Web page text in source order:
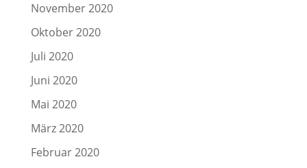
November 2020
Oktober 2020
Juli 2020
Juni 2020
Mai 2020
März 2020
Februar 2020